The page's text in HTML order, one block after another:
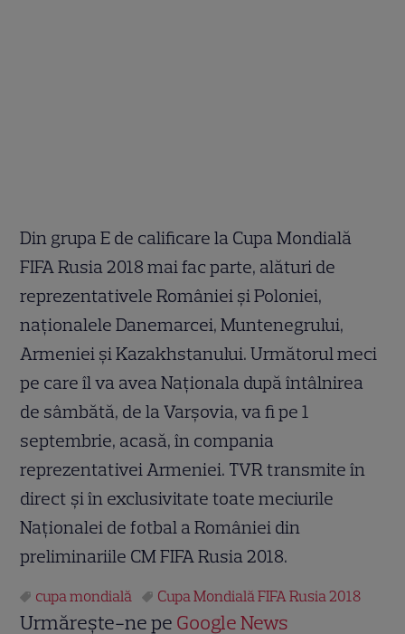
Din grupa E de calificare la Cupa Mondială
FIFA Rusia 2018 mai fac parte, alături de
reprezentativele României şi Poloniei,
naţionalele Danemarcei, Muntenegrului,
Armeniei şi Kazakhstanului. Următorul meci
pe care îl va avea Naţionala după întâlnirea
de sâmbătă, de la Varşovia, va fi pe 1
septembrie, acasă, în compania
reprezentativei Armeniei. TVR transmite în
direct şi în exclusivitate toate meciurile
Naţionalei de fotbal a României din
preliminariile CM FIFA Rusia 2018.
cupa mondială Cupa Mondială FIFA Rusia 2018
Urmărește-ne pe Google News